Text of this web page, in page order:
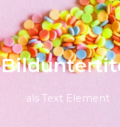
als Text Element